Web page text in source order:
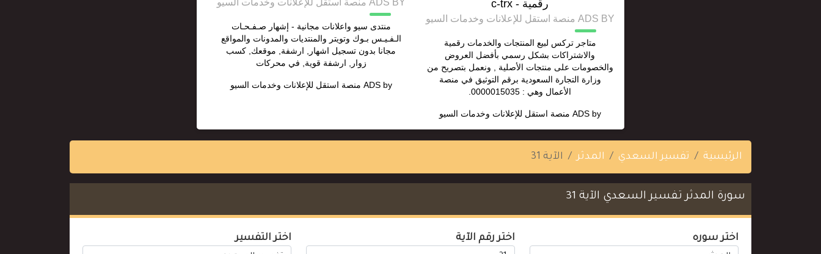
رقمية - c-trx
ADS BY منصة استقل للإعلانات وخدمات السيو
متاجر تركس لبيع المنتجات والخدمات رقمية
والاشتراكات بشكل رسمي بأفضل العروض
والخصومات على منتجات الأصلية , ونعمل بتصريح من
وزارة التجارة السعودية برقم التوثيق في منصة
الأعمال وهي : 0000015035.
ADS by منصة استقل للإعلانات وخدمات السيو
ADS BY منصة استقل للإعلانات وخدمات السيو
منتدى سيو واعلانات مجانية - إشهار صـفـحـات
الـفـيـس بـوك وتويتر والمنتديات والمدونات والمواقع
مجانا بدون تسجيل اشهار, ارشفة, موقعك, كسب
زوار, ارشفة قوية, في محركات
ADS by منصة استقل للإعلانات وخدمات السيو
الرئيسية تفسير السعدي المدثر الآية 31
سورة المدثر تفسير السعدي الآية 31
اختر سوره اختر رقم الآية اختر التفسير